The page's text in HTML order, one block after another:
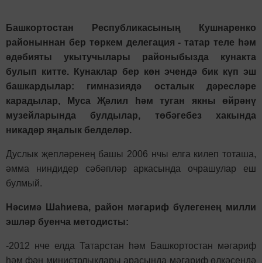
Башкортостан Республикасының Кушнаренко
районыннан бер төркем делегация - татар теле һәм
әдәбияты укытучылары районыбызда кунакта
булып китте. Кунаклар бер көн эчендә бик күп эш
башкардылар: гимназиядә осталык дәресләре
карадылар, Муса Җәлил һәм туган якны өйрәнү
музейларында булдылар, төбәгебез хакында
никадәр яңалык белделәр.
Дуслык җепләренең башы 2006 нчы елга килеп тоташа,
әмма ниндидер сәбәпләр аркасында очрашулар еш
булмый.
Нәсимә Шаһиева, район мәгариф бүлегенең милли
эшләр буенча методисты:
-2012 нче елда Татарстан һәм Башкортостан мәгариф
һәм фән министрлыклары арасында мәгариф өлкәсендә